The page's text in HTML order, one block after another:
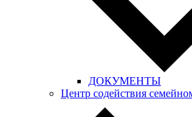
ДОКУМЕНТЫ
Центр содействия